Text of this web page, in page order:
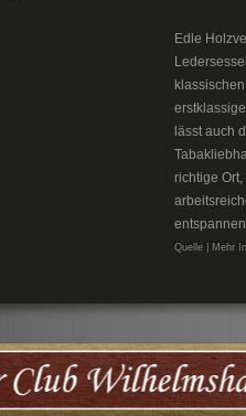
Edle
lässt auch
richtige
Quelle | Mehr